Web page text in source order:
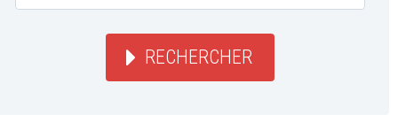
RECHERCHER